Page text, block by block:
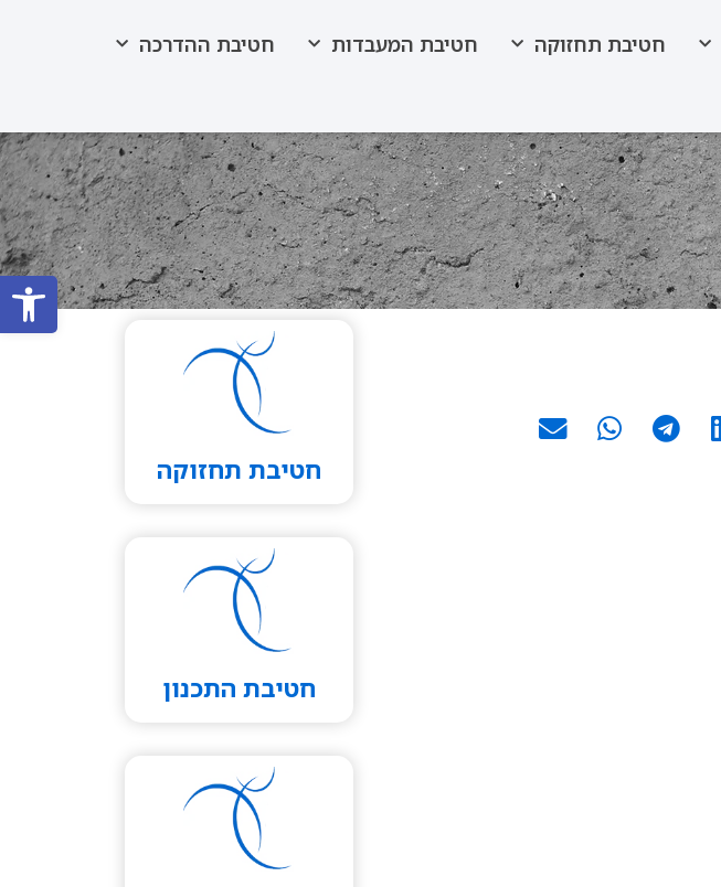
פתח
חטיבת תחזוקה חטיבת המעבדות
חטיבת ההדרכה
חטיבת תחזוקה
חטיבת התכנון